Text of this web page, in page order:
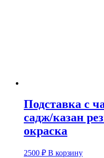
Подставка с
садж/казан
окраска
2500 ₽ В корзину